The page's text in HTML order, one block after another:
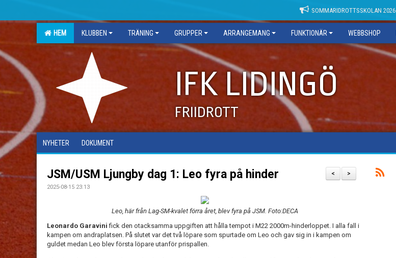
SOMMARIDROTTSSKOLAN 2026
HEM KLUBBEN TRÄNING GRUPPER ARRANGEMANG FUNKTIONÄR WEBBSHOP
IFK LIDINGÖ
FRIIDROTT
NYHETER DOKUMENT
>
<
JSM/USM Ljungby dag 1: Leo fyra på hinder
2025-08-15 23:13
Leo, här från Lag-SM-kvalet förra året, blev fyra på JSM. Foto:DECA
Leonardo Garavinifick den otacksamma uppgiften att hålla tempot i M22 2000m-hinderloppet. I alla fall i
kampen om andraplatsen. På slutet var det två löpare som spurtade om Leo och gav sig in i kampen om
guldet medan Leo blev första löpare utanför prispallen.